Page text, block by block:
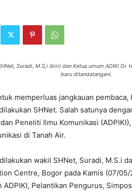
Suradi, M.S,i (kiri) dan Ketua umum ADIKI
baru ditandatangani.
memperluas jangkauan
SHNet. Salah satunya
Peneliti Ilmu Komunikasi
di Tanah Air.
wakil SHNet, Suradi, M.S.i
Centre, Bogor pada Kamis (07/
Pelantikan Pengurus,